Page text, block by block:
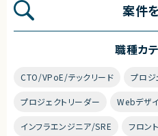
案件
職種カ
CTO/VPoE/テックリード プロジ
プロジェクトリーダー Webデザ
インフラエンジニア/SRE フロン